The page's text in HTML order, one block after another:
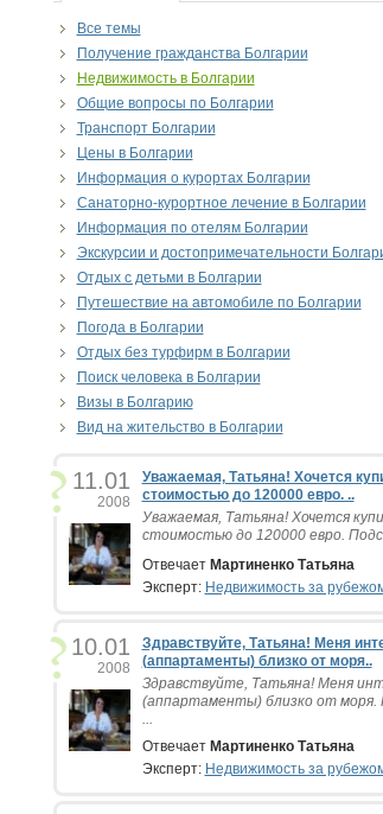
Все темы
Получение гражданства Болгарии
Недвижимость в Болгарии
Общие вопросы по Болгарии
Транспорт Болгарии
Цены в Болгарии
Информация о курортах Болгарии
Санаторно-курортное лечение в Болгарии
Информация по отелям Болгарии
Экскурсии и достопримечательности
Отдых с детьми в Болгарии
Путешествие на автомобиле по Болгарии
Погода в Болгарии
Отдых без турфирм в Болгарии
Поиск человека в Болгарии
Визы в Болгарию
Вид на жительство в Болгарии
11.01
2008
Уважаемая, Татьяна! Хочется
стоимостью до 120000 евро. ..
Уважаемая, Татьяна! Хочется
стоимостью до 120000 евро.
Отвечает Мартиненко Татьяна
Эксперт: Недвижимость за
10.01
2008
Здравствуйте, Татьяна! Меня
(аппартаменты) близко от моря..
Здравствуйте, Татьяна! Меня
(аппартаменты) близко от моря.
...
Отвечает Мартиненко Татьяна
Эксперт: Недвижимость за